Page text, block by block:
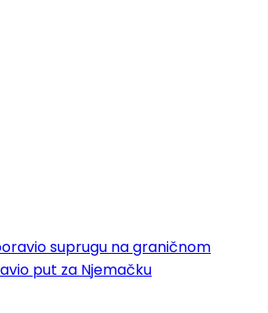
suprugu na graničnom
put za Njemačku